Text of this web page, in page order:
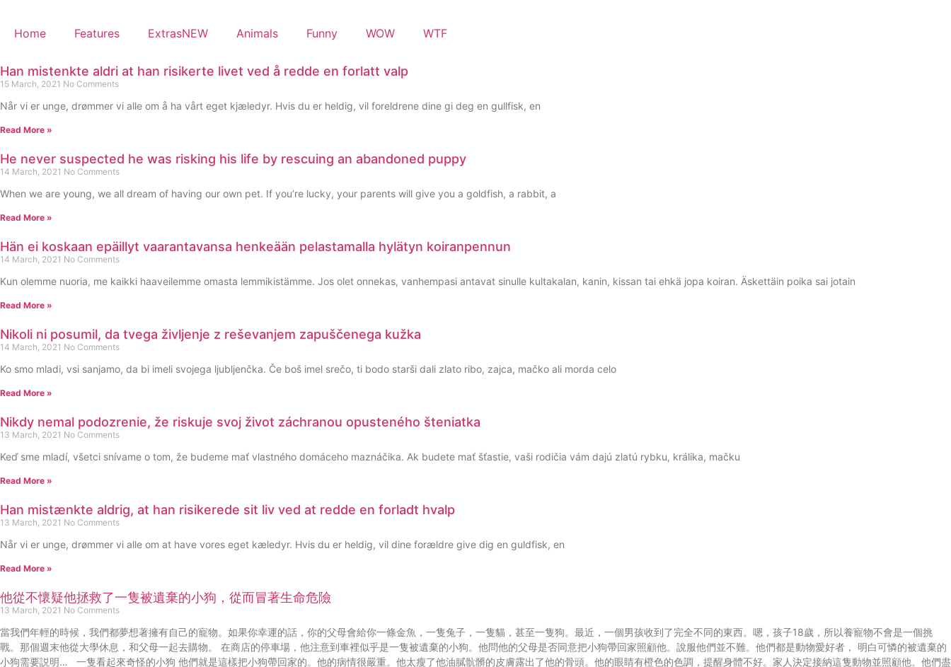
content
Home Features ExtrasNEW Animals Funny WOW WTF
Han mistenkte aldri at han risikerte livet ved å redde en forlatt valp
15 March, 2021 No Comments
Når vi er unge, drømmer vi alle om å ha vårt eget kjæledyr. Hvis du er heldig, vil foreldrene dine gi deg en gullfisk, en
Read More »
He never suspected he was risking his life by rescuing an abandoned puppy
14 March, 2021 No Comments
When we are young, we all dream of having our own pet. If you’re lucky, your parents will give you a goldfish, a rabbit, a
Read More »
Hän ei koskaan epäillyt vaarantavansa henkeään pelastamalla hylätyn koiranpennun
14 March, 2021 No Comments
Kun olemme nuoria, me kaikki haaveilemme omasta lemmikistämme. Jos olet onnekas, vanhempasi antavat sinulle kultakalan, kanin, kissan tai ehkä jopa koiran. Äskettäin poika sai jotain
Read More »
Nikoli ni posumil, da tvega življenje z reševanjem zapuščenega kužka
14 March, 2021 No Comments
Ko smo mladi, vsi sanjamo, da bi imeli svojega ljubljenčka. Če boš imel srečo, ti bodo starši dali zlato ribo, zajca, mačko ali morda celo
Read More »
Nikdy nemal podozrenie, že riskuje svoj život záchranou opusteného šteniatka
13 March, 2021 No Comments
Keď sme mladí, všetci snívame o tom, že budeme mať vlastného domáceho maznáčika. Ak budete mať šťastie, vaši rodičia vám dajú zlatú rybku, králika, mačku
Read More »
Han mistænkte aldrig, at han risikerede sit liv ved at redde en forladt hvalp
13 March, 2021 No Comments
Når vi er unge, drømmer vi alle om at have vores eget kæledyr. Hvis du er heldig, vil dine forældre give dig en guldfisk, en
Read More »
他從不懷疑他拯救了一隻被遺棄的小狗，從而冒著生命危險
13 March, 2021 No Comments
當我們年輕的時候，我們都夢想著擁有自己的寵物。如果你幸運的話，你的父母會給你一條金魚，一隻兔子，一隻貓，甚至一隻狗。最近，一個男孩收到了完全不同的東西。嗯，孩子18歲，所以養寵物不會是一個挑
戰。那個週末他從大學休息，和父母一起去購物。 在商店的停車場，他注意到車裡似乎是一隻被遺棄的小狗。他問他的父母是否同意把小狗帶回家照顧他。說服他們並不難。他們都是動物愛好者， 明白可憐的被遺棄的
小狗需要説明… 一隻看起來奇怪的小狗 他們就是這樣把小狗帶回家的。他的病情很嚴重。他太瘦了他油膩骯髒的皮膚露出了他的骨頭。他的眼睛有橙色的色調，提醒身體不好。家人決定接納這隻動物並照顧他。他們盡